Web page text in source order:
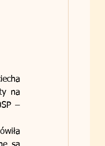
na
–